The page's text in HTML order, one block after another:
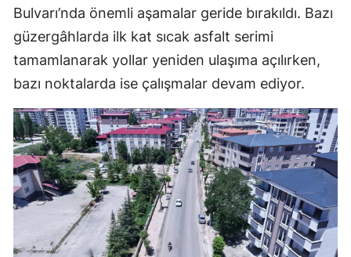
Bulvarı’nda önemli aşamalar geride bırakıldı. Bazı
güzergâhlarda ilk kat sıcak asfalt serimi
tamamlanarak yollar yeniden ulaşıma açılırken,
bazı noktalarda ise çalışmalar devam ediyor.